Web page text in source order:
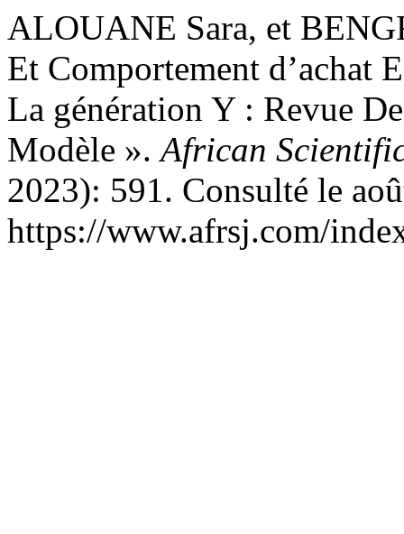
ALOUANE Sara, et
Et Comportement d’achat
La génération Y : Revue
Modèle ».African
2023): 591. Consulté le
https://www.afrsj.com/